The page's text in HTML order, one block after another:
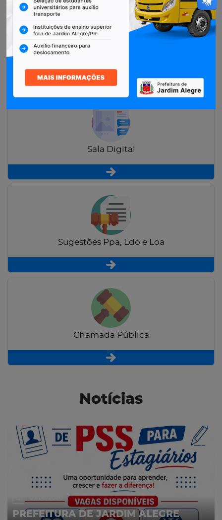
Restituição de Contribuintes
Sala Digital
Sugestões Ppa, Ldo e Loa
Chamada Pública
Notícias
PREFEITURA DE JARDIM ALEGRE